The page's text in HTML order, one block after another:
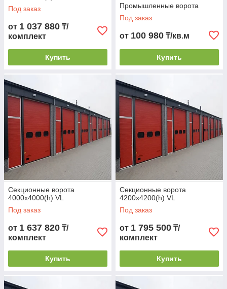
Под заказ
от 1 037 880 ₸/
комплект
Купить
Промышленные ворота
Под заказ
от 100 980 ₸/кв.м
Купить
Секционные ворота
4000х4000(h) VL
Под заказ
от 1 637 820 ₸/
комплект
Купить
Секционные ворота
4200х4200(h) VL
Под заказ
от 1 795 500 ₸/
комплект
Купить